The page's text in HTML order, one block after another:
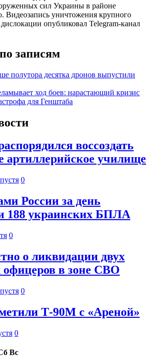
сил Украины в районе
Видеозапись уничтожения крупного
опубликовал Telegram-канал
записям
полутора десятка дронов выпустили
ход боев: нарастающий кризис
для Генштаба
воссоздать
артиллерийское училище
0
России за день
188 украинских БПЛА
0
о ликвидации двух
офицеров в зоне СВО
0
Т-90М с «Ареной»
0
Вс